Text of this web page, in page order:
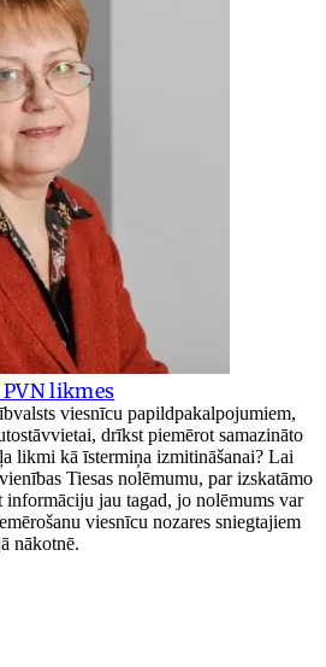
likmes
viesnīcu papildpakalpojumiem,
drīkst piemērot samazināto
likmi kā īstermiņa izmitināšanai? Lai
Tiesas nolēmumu, par izskatāmo
jau tagad, jo nolēmums var
viesnīcu nozares sniegtajiem
nākotnē.